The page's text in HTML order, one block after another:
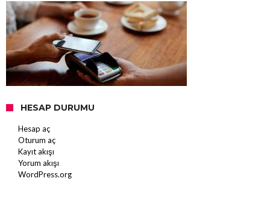
HESAP DURUMU
Hesap aç
Oturum aç
Kayıt akışı
Yorum akışı
WordPress.org